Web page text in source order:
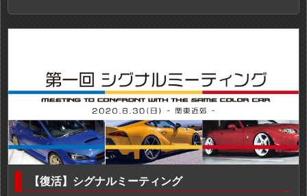
【復活】シグナルミーティング